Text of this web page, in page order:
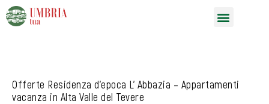
Vai
al
Offerte Residenza d’epoca L’ Abbazia – Appartamenti
vacanza in Alta Valle del Tevere